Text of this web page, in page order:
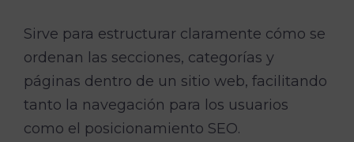
Sirve para estructurar claramente cómo se
ordenan las secciones, categorías y
páginas dentro de un sitio web, facilitando
tanto la navegación para los usuarios
como el posicionamiento SEO.